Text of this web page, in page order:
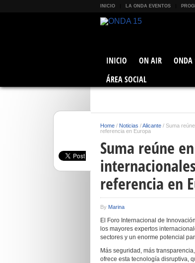
INICIO LA ONDA EVENTOS
INICIO ON AIR ONDA
ÁREA SOCIAL
Home / Noticias /Alicante / Suma
referencia en Europa
Suma reúne
referencia en
By Marina
El Foro Internacional de
los mayores expertos
sectores y un enorme potencial
Más seguridad, más
ofrece esta tecnología disruptiva,